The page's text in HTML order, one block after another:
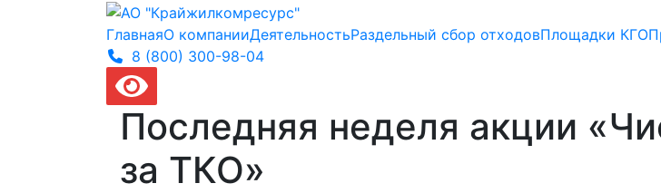
ГлавнаяО компанииДеятельностьРаздельный сбор отходовПлощадки КГО
8 (800) 300-98-04
Последняя неделя акции
за ТКО»